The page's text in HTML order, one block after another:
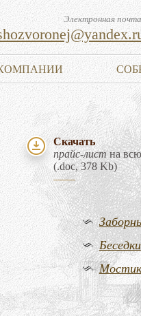
Электронная
Скачать
прайс-листна
(.doc, 378 Kb)
Беседки